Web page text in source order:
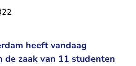
heeft vandaag
de zaak van 11 studenten